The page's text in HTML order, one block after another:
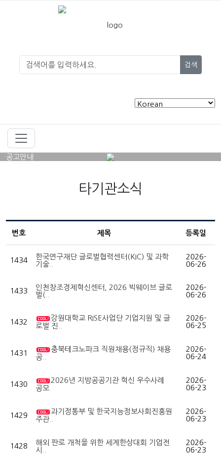
검색
공고안내
타기관소식
번호 제목 등록일
1434
한국연구재단 글로벌협력센터(KIC) 및 과학
기술..
2026-
06-26
1433
인천창조경제혁신센터, 2026 빅웨이브 글로
벌(..
2026-
06-26
1432
강원대학교 RISE사업단 기업지원 및 글
로벌 진..
2026-
06-25
1431
충북테크노파크 직원채용(정규직) 채용
공..
2026-
06-24
1430
2026년 지방공공기관 혁신 우수사례
공모
2026-
06-23
1429
과기정통부 및 한국지능정보사회진흥원
주관..
2026-
06-23
1428
해외 판로 개척을 위한 세계한상대회 기업전
시..
2026-
06-23